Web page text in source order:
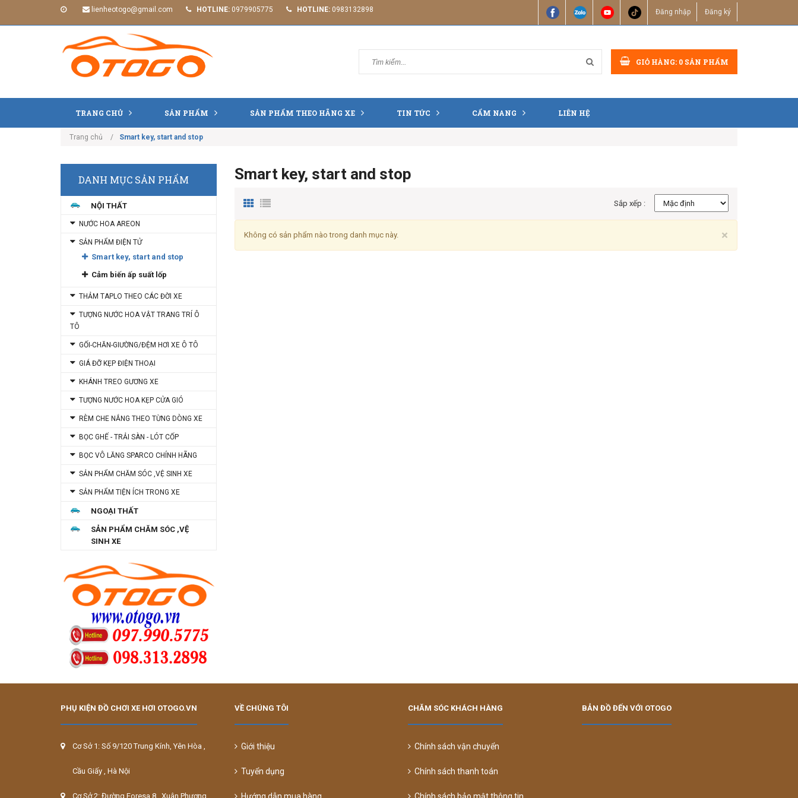
lienheotogo@gmail.com HOTLINE: 0979905775 HOTLINE: 0983132898 Đăng nhập Đăng ký
GIỎ HÀNG: 0 SẢN PHẨM
TRANG CHỦ SẢN PHẨM SẢN PHẨM THEO HÃNG XE TIN TỨC CẨM NANG LIÊN HỆ
Trang chủ Smart key, start and stop
DANH MỤC SẢN PHẨM
NỘI THẤT
NƯỚC HOA AREON
SẢN PHẨM ĐIỆN TỬ
Smart key, start and stop
Cảm biến ấp suất lốp
THẢM TAPLO THEO CÁC ĐỜI XE
TƯỢNG NƯỚC HOA VẬT TRANG TRÍ Ô
TÔ
GỐI-CHĂN-GIƯỜNG/ĐỆM HƠI XE Ô TÔ
GIÁ ĐỠ KẸP ĐIỆN THOẠI
KHÁNH TREO GƯƠNG XE
TƯỢNG NƯỚC HOA KẸP CỬA GIÓ
RÈM CHE NẮNG THEO TỪNG DÒNG XE
BỌC GHẾ - TRẢI SÀN - LÓT CỐP
BỌC VÔ LĂNG SPARCO CHÍNH HÃNG
SẢN PHẨM CHĂM SÓC ,VỆ SINH XE
SẢN PHẨM TIỆN ÍCH TRONG XE
NGOẠI THẤT
SẢN PHẨM CHĂM SÓC ,VỆ
SINH XE
Smart key, start and stop
Sắp xếp :
×
Không có sản phẩm nào trong danh mục này.
PHỤ KIỆN ĐỒ CHƠI XE HƠI OTOGO.VN
Cơ Sở 1: Số 9/120 Trung Kính, Yên Hòa ,
Cầu Giấy , Hà Nội
Cơ Sở 2: Đường Foresa 8 , Xuân Phương,
VỀ CHÚNG TÔI
Giới thiệu
Tuyển dụng
CHĂM SÓC KHÁCH HÀNG
Chính sách vận chuyển
Chính sách thanh toán
BẢN ĐỒ ĐẾN VỚI OTOGO